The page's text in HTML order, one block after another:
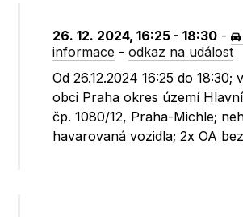
26. 12. 2024, 16:25 - 18:30 -
informace -odkaz na událost
Od 26.12.2024 16:25 do 18:30;
obci Praha okres území
čp. 1080/12, Praha-Michle;
havarovaná vozidla; 2x OA